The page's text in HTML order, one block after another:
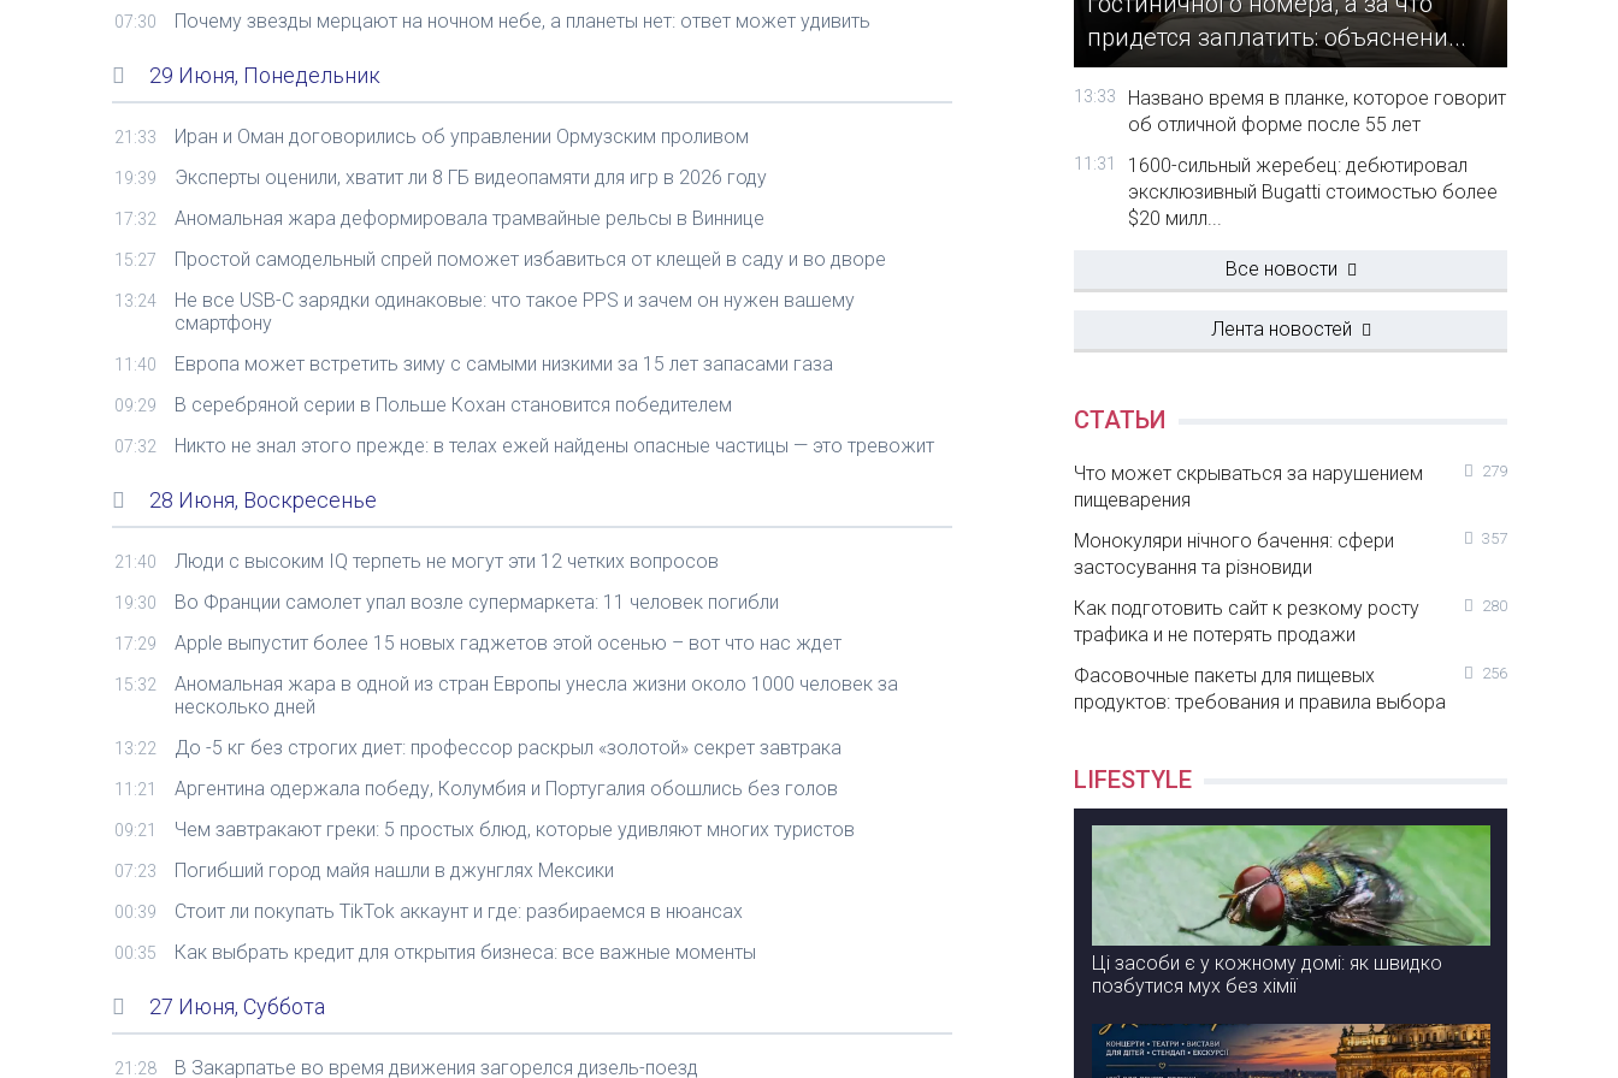
07:30 Почему звезды мерцают на ночном небе, а планеты нет: ответ может удивить
29 Июня, Понедельник
21:33 Иран и Оман договорились об управлении Ормузским проливом
19:39 Эксперты оценили, хватит ли 8 ГБ видеопамяти для игр в 2026 году
17:32 Аномальная жара деформировала трамвайные рельсы в Виннице
15:27 Простой самодельный спрей поможет избавиться от клещей в саду и во дворе
13:24
Не все USB-C зарядки одинаковые: что такое PPS и зачем он нужен вашему
смартфону
11:40 Европа может встретить зиму с самыми низкими за 15 лет запасами газа
09:29 В серебряной серии в Польше Кохан становится победителем
07:32 Никто не знал этого прежде: в телах ежей найдены опасные частицы — это тревожит
28 Июня, Воскресенье
21:40 Люди с высоким IQ терпеть не могут эти 12 четких вопросов
19:30 Во Франции самолет упал возле супермаркета: 11 человек погибли
17:29 Apple выпустит более 15 новых гаджетов этой осенью – вот что нас ждет
15:32
Аномальная жара в одной из стран Европы унесла жизни около 1000 человек за
несколько дней
13:22 До -5 кг без строгих диет: профессор раскрыл «золотой» секрет завтрака
11:21 Аргентина одержала победу, Колумбия и Португалия обошлись без голов
09:21 Чем завтракают греки: 5 простых блюд, которые удивляют многих туристов
07:23 Погибший город майя нашли в джунглях Мексики
00:39 Стоит ли покупать TikTok аккаунт и где: разбираемся в нюансах
00:35 Как выбрать кредит для открытия бизнеса: все важные моменты
27 Июня, Суббота
21:28 В Закарпатье во время движения загорелся дизель-поезд
придется заплатить: объяснени...
13:33
Названо время в планке, которое говорит
об отличной форме после 55 лет
11:31
1600-сильный жеребец: дебютировал
эксклюзивный Bugatti стоимостью более
$20 милл...
Все новости
Лента новостей
СТАТЬИ
Что может скрываться за нарушением
пищеварения
279
Монокуляри нічного бачення: сфери
застосування та різновиди
357
Как подготовить сайт к резкому росту
трафика и не потерять продажи
280
Фасовочные пакеты для пищевых
продуктов: требования и правила выбора
256
LIFESTYLE
Ці засоби є у кожному домі: як швидко
позбутися мух без хімії